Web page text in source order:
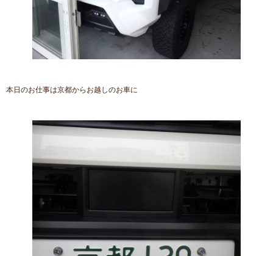
本日のお仕事は京都からお越しのお車に